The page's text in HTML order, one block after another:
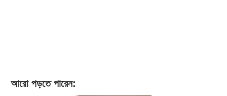
আরো পড়তে পারেন: